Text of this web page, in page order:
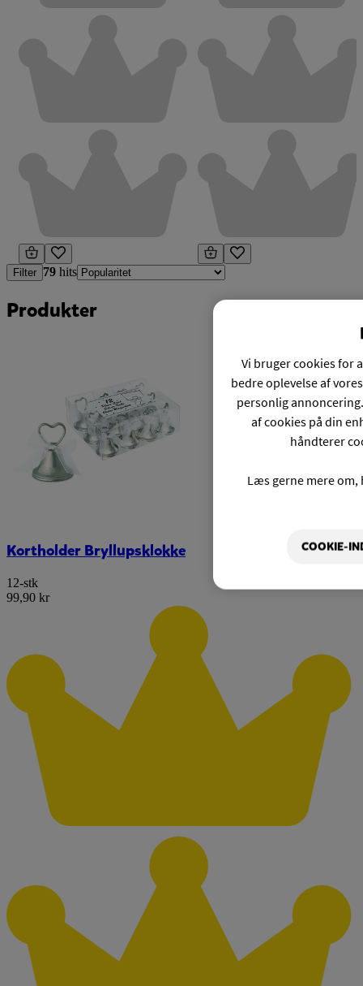
Filter 79 hits
Produkter
Kortholder Bryllupsklokke
12-stk
99,90 kr
Vi bruger cookies for
bedre oplevelse af
personlig
af cookies på din
håndterer
Læs gerne mere
COOKIE-